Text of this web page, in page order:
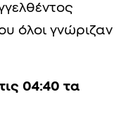
όλοι γνώριζαν
04:40 τα